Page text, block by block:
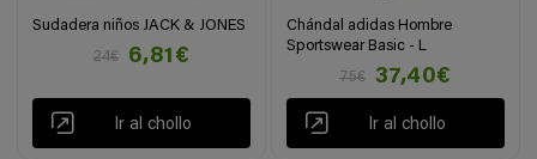
Sudadera niños JACK & JONES
24€
6,81€
Ir al chollo
Chándal adidas Hombre
Sportswear Basic - L
75€
37,40€
Ir al chollo